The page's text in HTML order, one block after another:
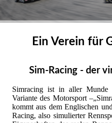
Ein Verein für
Sim-Racing - der
Simracing ist in aller
Variante des Motorsport
kommt aus dem Englischen
Racing, also simulierter